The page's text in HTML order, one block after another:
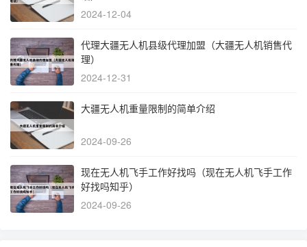
2024-12-04
代理大疆无人机县级代理加盟（大疆无人机销售代
理）
2024-12-31
大疆无人机重量限制的简单介绍
2024-09-26
现在无人机飞手工作好找吗（现在无人机飞手工作
好找吗知乎）
2024-09-26